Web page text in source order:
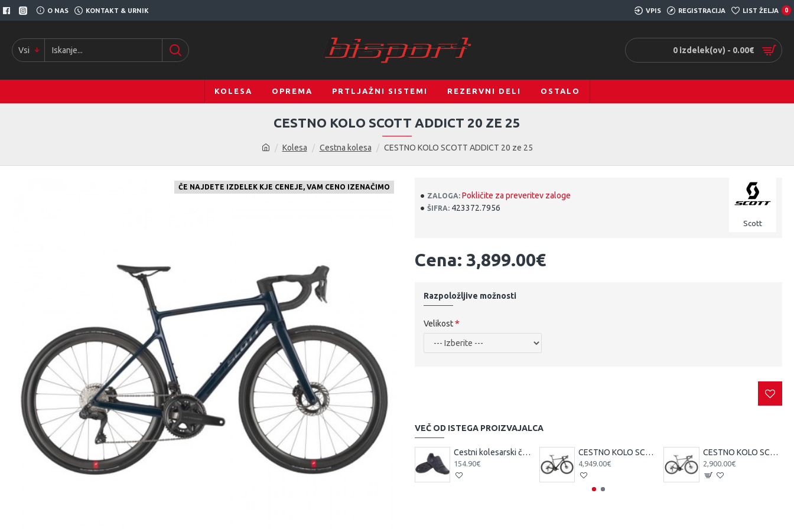
O NAS KONTAKT & URNIK VPIS REGISTRACIJA LIST ŽELJA 0
Vsi 0 izdelek(ov) - 0.00€
KOLESA OPREMA PRTLJAŽNI SISTEMI REZERVNI DELI OSTALO
Kolesa Cestna kolesa CESTNO KOLO SCOTT ADDICT 20 ze 25
CESTNO KOLO SCOTT ADDICT 20 ZE 25
ČE NAJDETE IZDELEK KJE CENEJE, VAM CENO IZENAČIMO
ZALOGA: Pokličite za preveritev zaloge
ŠIFRA: 423372.7956
Scott
Cena: 3,899.00€
Razpoložljive možnosti
Velikost
VEČ OD ISTEGA PROIZVAJALCA
Cestni kolesarski čevlji Scott Team BOA čr/tsi
154.90€
CESTNO KOLO SCOTT ADDICT 10 čr 25
4,949.00€
CESTNO KOLO SCOTT ADDICT 30 si 25
2,900.00€